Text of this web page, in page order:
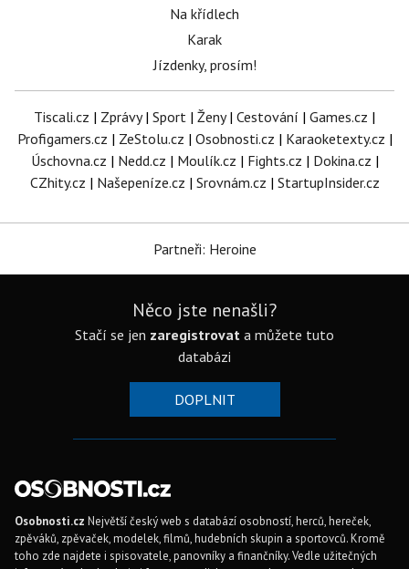
Na křídlech
Karak
Jízdenky, prosím!
Tiscali.cz | Zprávy| Sport | Ženy| Cestování | Games.cz |
Profigamers.cz | ZeStolu.cz | Osobnosti.cz | Karaoketexty.cz |
Úschovna.cz | Nedd.cz | Moulík.cz | Fights.cz | Dokina.cz |
CZhity.cz | Našepeníze.cz | Srovnám.cz | StartupInsider.cz
Partneři: Heroine
Něco jste nenašli?
Stačí se jen zaregistrovat a můžete tuto
databázi
DOPLNIT
Osobnosti.cz Největší český web s databází osobností, herců, hereček,
zpěváků, zpěvaček, modelek, filmů, hudebních skupin a sportovců. Kromě
toho zde najdete i spisovatele, panovníky a finančníky. Vedle užitečných